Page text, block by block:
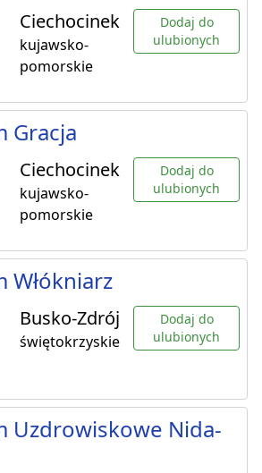
Ciechocinek
kujawsko-
pomorskie
Dodaj do
ulubionych
Gracja
Ciechocinek
kujawsko-
pomorskie
Dodaj do
ulubionych
Włókniarz
Busko-Zdrój
świętokrzyskie
Dodaj do
ulubionych
Uzdrowiskowe Nida-